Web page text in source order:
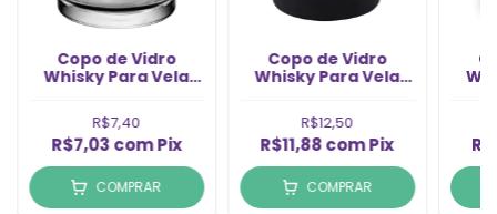
Copo de Vidro
Whisky Para Vela
R$7,40
R$7,03comPix
COMPRAR
Copo de Vidro
Whisky Para Vela
(1Un)
R$12,50
R$11,88comPix
COMPRAR